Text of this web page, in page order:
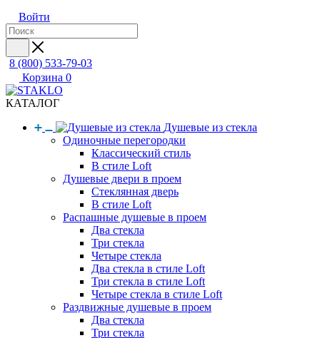
Войти
8 (800) 533-79-03
Корзина 0
КАТАЛОГ
Душевые из стекла
Одиночные перегородки
Классический стиль
В стиле Loft
Душевые двери в проем
Стеклянная дверь
В стиле Loft
Распашные душевые в проем
Два стекла
Три стекла
Четыре стекла
Два стекла в стиле Loft
Три стекла в стиле Loft
Четыре стекла в стиле Loft
Раздвижные душевые в проем
Два стекла
Три стекла